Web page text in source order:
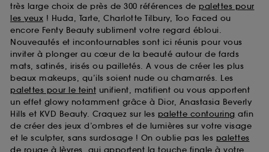
très large choix de près de 300 références de palettes pour
les yeux ! Huda, Tarte, Charlotte Tilbury, Too Faced ou
encore Fenty Beauty subliment votre regard ébloui.
Nouveautés et incontournables sont ici réunis pour vous
inviter à plonger au cœur de la beauté autour de fards
mats, satinés, irisés ou pailletés. A vous de créer les plus
beaux makeups, qu’ils soient nude ou chamarrés. Les
palettes pour le teint unifient, matifient ou vous apportent
un effet glowy notamment grâce à Dior, Anastasia Beverly
Hills et KVD Beauty. Craquez sur les palette contouring afin
de créer des jeux d’ombres et de lumières sur votre visage
et le sculpter, sans surdosage ! On oublie pas les palettes
de rouge à lèvres, qui apportent la touche finale à votre